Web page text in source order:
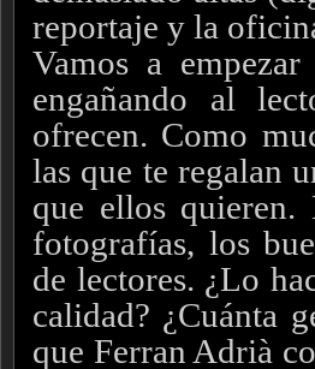
reportaje y la
Vamos a
engañando al
ofrecen. Como
las que te regalan
que ellos quieren.
fotografías, los
de lectores. ¿Lo
calidad? ¿Cuánta
que Ferran Adrià